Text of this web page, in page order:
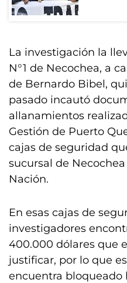
La investigación la
N°1 de Necochea, a
de Bernardo Bibel,
pasado incautó
allanamientos
Gestión de Puerto
cajas de seguridad
sucursal de
Nación.
En esas cajas de
investigadores
400.000 dólares que
justificar, por lo que
encuentra bloqueado